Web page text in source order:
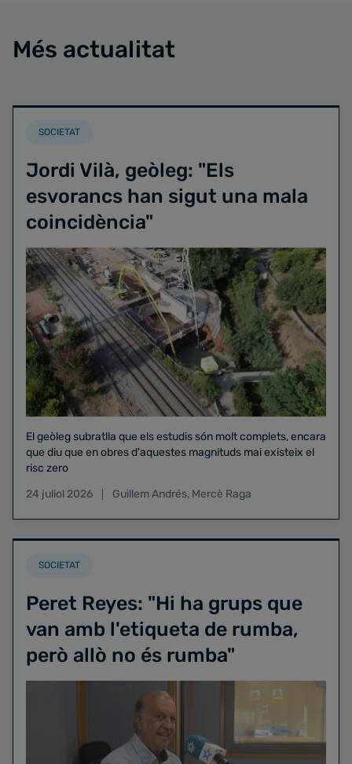
Més actualitat
SOCIETAT
Jordi Vilà, geòleg: "Els
esvorancs han sigut una mala
coincidència"
El geòleg subratlla que els estudis són molt complets, encara
que diu que en obres d'aquestes magnituds mai existeix el
risc zero
24 juliol 2026
Guillem Andrés, Mercè Raga
SOCIETAT
Peret Reyes: "Hi ha grups que
van amb l'etiqueta de rumba,
però allò no és rumba"